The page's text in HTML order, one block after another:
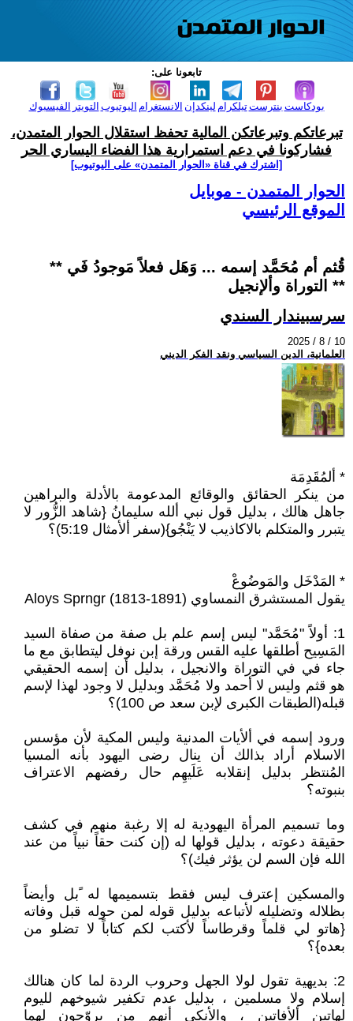
تابعونا على:
الفيسبوك التويتر اليوتيوب الانستغرام لينكدإن تيلكرامبنترست بودكاست
تبرعاتكم وتبرعاتكن المالية تحفظ استقلال الحوار المتمدن،
فشاركونا في دعم استمرارية هذا الفضاء اليساري الحر
[اشترك في قناة ‫«الحوار المتمدن» على اليوتيوب]
الحوار المتمدن - موبايل
الموقع الرئيسي
** قُثم أم مُحَمَّد إسمه ... وَهَل فعلاً مَوجودُ فَي
التوراة وألإنجيل **
سرسبيندار السندي
2025 / 8 / 10
العلمانية، الدين السياسي ونقد الفكر الديني
* ألمُقَدِمَة
من ينكر الحقائق والوقائع المدعومة بالأدلة والبراهين
جاهل هالك ، بدليل قول نبي ألله سليمانُ {شاهد الزُّور لا
يتبرر والمتكلم بالاكاذيب لا يَنْجُو}(سفر ألأمثال 5:19)؟
* المَدْخَل والمَوضُوعْ
يقول المستشرق النمساوي (Aloys Sprngr (1813-1891
1: أولاً "مُحَمَّد" ليس إسم علم بل صفة من صفاة السيد
المَسِيح أطلقها عليه القس ورقة إبن نوفل ليتطابق مع ما
جاء في في التوراة والانجيل ، بدليل أن إسمه الحقيقي
هو قثم وليس لا أحمد ولا مُحَمَّد وبدليل لا وجود لهذا لإسم
قبله(الطبقات الكبرى لإبن سعد ص 100)؟
ورود إسمه في ألأيات المدنية وليس المكية لأن مؤسس
الاسلام أراد بذالك أن ينال رضى اليهود بأنه المسيا
المُنتظر بدليل إنقلابه عَلَيهِم حال رفضهم الاعتراف
بنبوته؟
وما تسميم المرأة اليهودية له إلا رغبة منهم في كشف
حقيقة دعوته ، بدليل قولها له (إن كنت حقاً نبياً من عند
الله فإن السم لن يؤثر فيك)؟
والمسكين إعترف ليس فقط بتسميمها له ًبل وأيضاً
بظلاله وتضليله لأتباعه بدليل قوله لمن حوله قبل وفاته
{هاتو لي قلماً وقرطاساً لأكتب لكم كتاباً لا تضلو من
بعده}؟
2: بديهية تقول لولا الجهل وحروب الردة لما كان هنالك
إسلام ولا مسلمين ، بدليل عدم تكفير شيوخهم لليوم
لهاتين ألأفاتين ، والأنكى أنهم من يروّجون لهما